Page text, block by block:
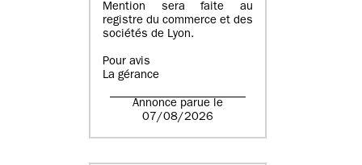
Mention sera faite au
registre du commerce et des
sociétés de Lyon.
Pour avis
La gérance
Annonce parue le
07/08/2026